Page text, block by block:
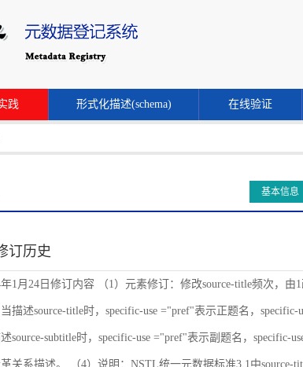
践 形式化描述(schema) 在线验证
基本信息
订历史
年1月24日修订内容 （1）元素修订：修改source-title频次，由
描述source-title时，specific-use ="pref"表示正题名，
source-subtitle时，specific-use ="pref"表示副题名，specific-
关系描述。 （4）说明：NSTL统一元数据标准3.1中source-